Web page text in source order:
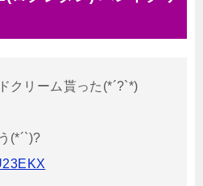
クリーム貰った(*´?`*)
(*´`)?